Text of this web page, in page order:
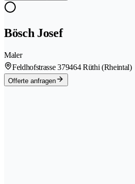
Bösch Josef
Maler
Feldhofstrasse 379464 Rüthi (Rheintal)
Offerte anfragen